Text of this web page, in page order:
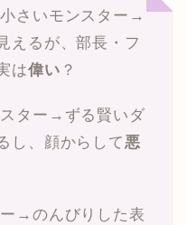
さいモンスター→
えるが、部長・フ
は偉い ？
ター→ずる賢いダ
し、顔からして悪
→のんびりした表